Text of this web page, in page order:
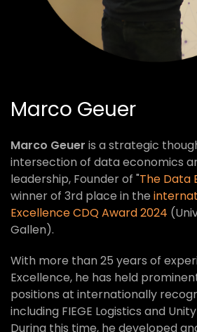
Marco Geuer
Marco Geuer is a strategic
intersection of data economics
leadership, Founder of "The Data
winner of 3rd place in the
Excellence CDQ Award 2024
Gallen).
With more than 25 years of
Excellence, he has held
positions at internationally
including FIEGE Logistics and
During this time, he developed